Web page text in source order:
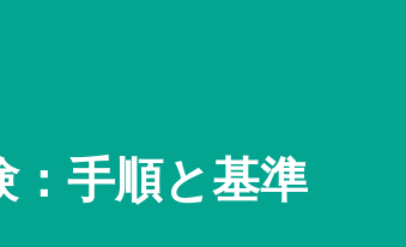
手順と基準